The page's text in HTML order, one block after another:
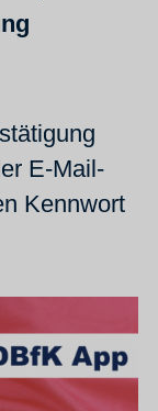
E-Mail-
Kennwort